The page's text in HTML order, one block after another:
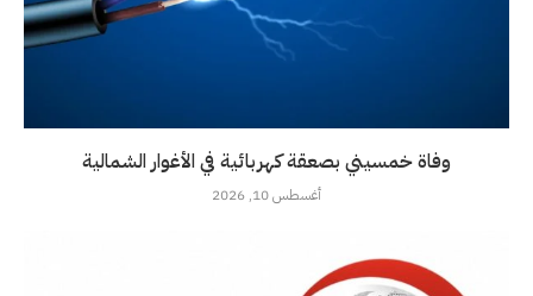
وفاة خمسيني بصعقة كهربائية في الأغوار الشمالية
أغسطس 10, 2026